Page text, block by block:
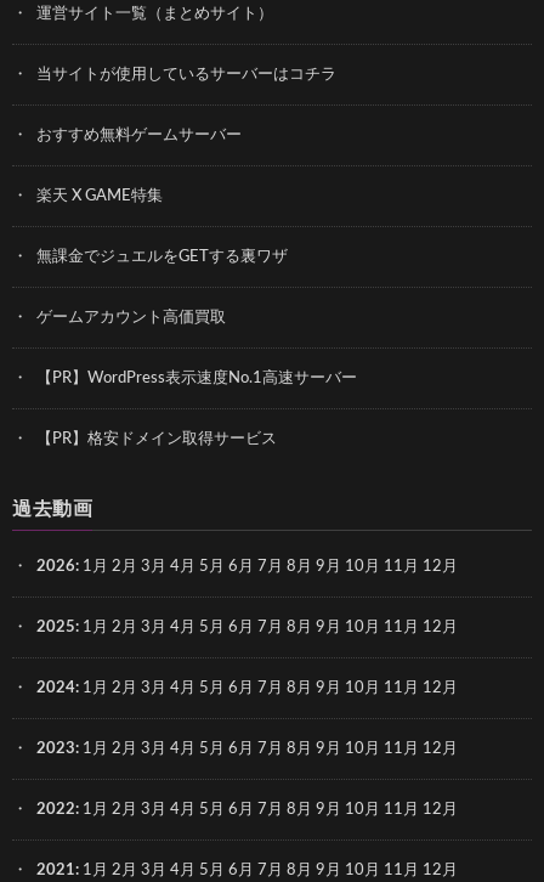
運営サイト一覧（まとめサイト）
当サイトが使用しているサーバーはコチラ
おすすめ無料ゲームサーバー
楽天 X GAME特集
無課金でジュエルをGETする裏ワザ
ゲームアカウント高価買取
【PR】WordPress表示速度No.1高速サーバー
【PR】格安ドメイン取得サービス
過去動画
2026: 1月 2月 3月 4月 5月 6月 7月 8月 9月 10月 11月 12月
2025: 1月 2月 3月 4月 5月 6月 7月 8月 9月 10月 11月 12月
2024: 1月 2月 3月 4月 5月 6月 7月 8月 9月 10月 11月 12月
2023: 1月 2月 3月 4月 5月 6月 7月 8月 9月 10月 11月 12月
2022: 1月 2月 3月 4月 5月 6月 7月 8月 9月 10月 11月 12月
2021: 1月 2月 3月 4月 5月 6月 7月 8月 9月 10月 11月 12月